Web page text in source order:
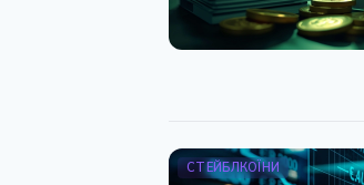
СТЕЙБЛКОЇНИ